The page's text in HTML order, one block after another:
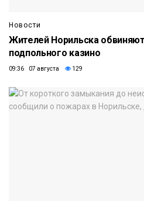
Новости
Жителей Норильска
подпольного казино
09:36 07 августа 129